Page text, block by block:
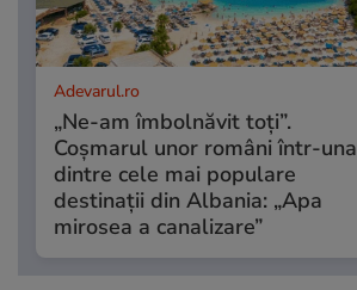
Adevarul.ro
„Ne-am îmbolnăvit toți”.
Coșmarul unor români într-una
dintre cele mai populare
destinații din Albania: „Apa
mirosea a canalizare”